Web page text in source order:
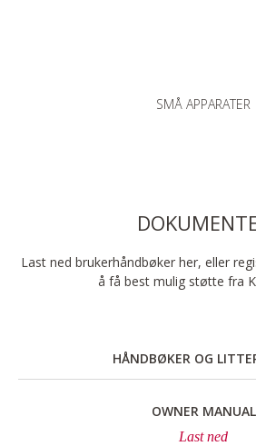
SMÅ APPARATER
Last ned brukerhåndbøker her, eller
å få best mulig støtte fra
HÅNDBØKER OG
OWNER MANUAL
Last ned